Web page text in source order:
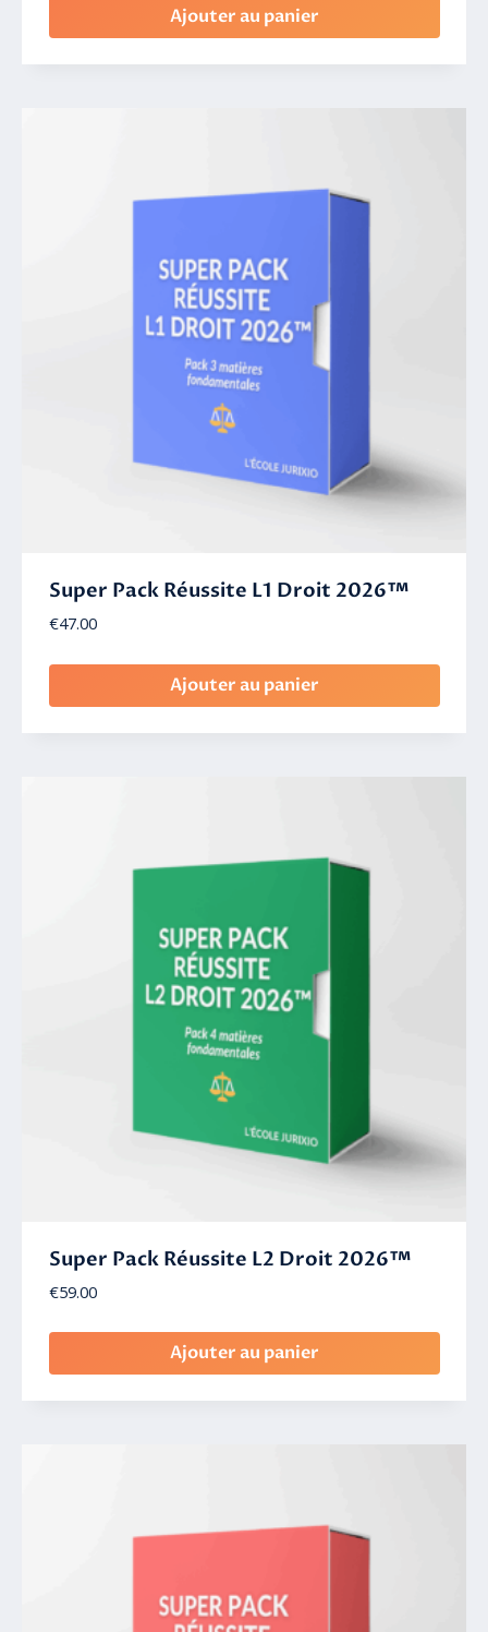
Ajouter au panier
Super Pack Réussite L1 Droit 2026™
€47.00
Ajouter au panier
Super Pack Réussite L2 Droit 2026™
€59.00
Ajouter au panier